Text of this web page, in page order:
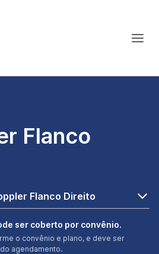
Flanco
Flanco Direito
ser coberto por convênio.
o convênio e plano, e deve ser
agendamento.